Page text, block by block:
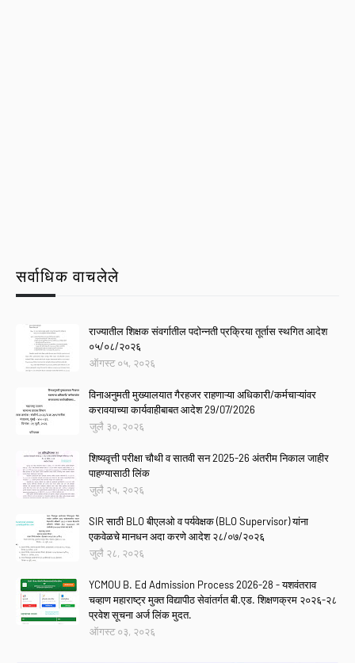
सर्वाधिक वाचलेले
राज्यातील शिक्षक संवर्गातील पदोन्नती प्रक्रिया तूर्तास स्थगित आदेश
०५/०८/२०२६
ऑगस्ट ०५, २०२६
विनाअनुमती मुख्यालयात गैरहजर राहणाऱ्या अधिकारी/कर्मचाऱ्यांवर
करावयाच्या कार्यवाहीबाबत आदेश 29/07/2026
जुलै ३०, २०२६
शिष्यवृत्ती परीक्षा चौथी व सातवी सन 2025-26 अंतरीम निकाल जाहीर
पाहण्यासाठी लिंक
जुलै २५, २०२६
SIR साठी BLO बीएलओ व पर्यवेक्षक (BLO Supervisor) यांना
एकवेळचे मानधन अदा करणे आदेश २८/०७/२०२६
जुलै २८, २०२६
YCMOU B. Ed Admission Process 2026-28 - यशवंतराव
चव्हाण महाराष्ट्र मुक्त विद्यापीठ सेवांतर्गत बी.एड. शिक्षणक्रम २०२६-२८
प्रवेश सूचना अर्ज लिंक मुदत.
ऑगस्ट ०३, २०२६